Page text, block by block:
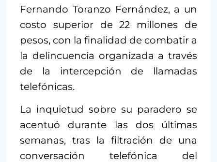
Fernando Toranzo Fernández, a un
costo superior de 22 millones de
pesos, con la finalidad de combatir a
la delincuencia organizada a través
de la intercepción de llamadas
telefónicas.
La inquietud sobre su paradero se
acentuó durante las dos últimas
semanas, tras la filtración de una
conversación telefónica del